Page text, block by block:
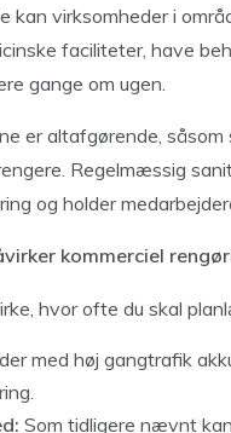
kan virksomheder i
faciliteter, have
gange om ugen.
er altafgørende,
Regelmæssig
og holder
kommerciel
hvor ofte du skal
med høj gangtrafik
Som tidligere nævnt